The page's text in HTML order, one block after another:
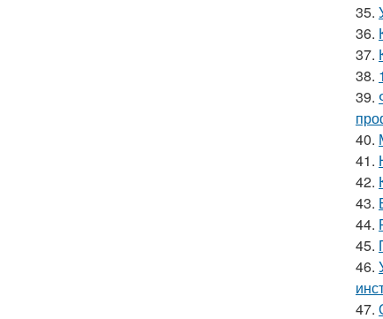
35.
36.
37.
38.
39.
40.
41.
42.
43.
44.
45.
46.
47.